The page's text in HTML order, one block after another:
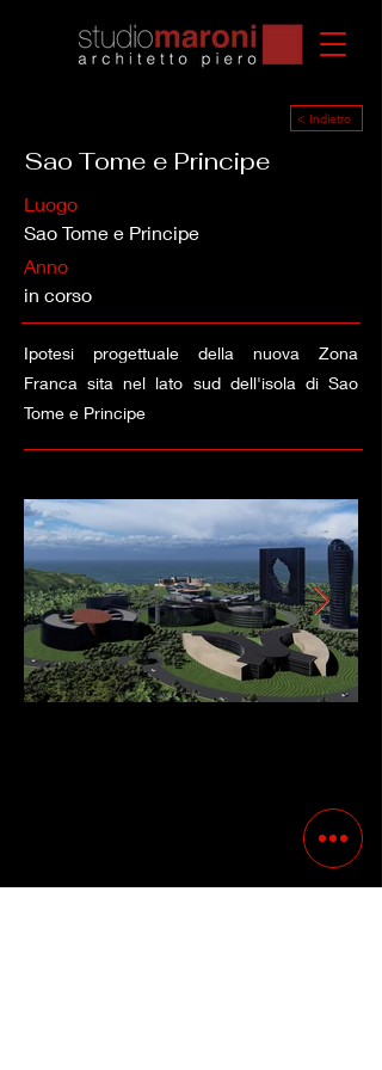
< Indietro
Sao Tome e Principe
Luogo
Sao Tome e Principe
Anno
in corso
Ipotesi progettuale della nuova Zona
Franca sita nel lato sud dell'isola di Sao
Tome e Principe